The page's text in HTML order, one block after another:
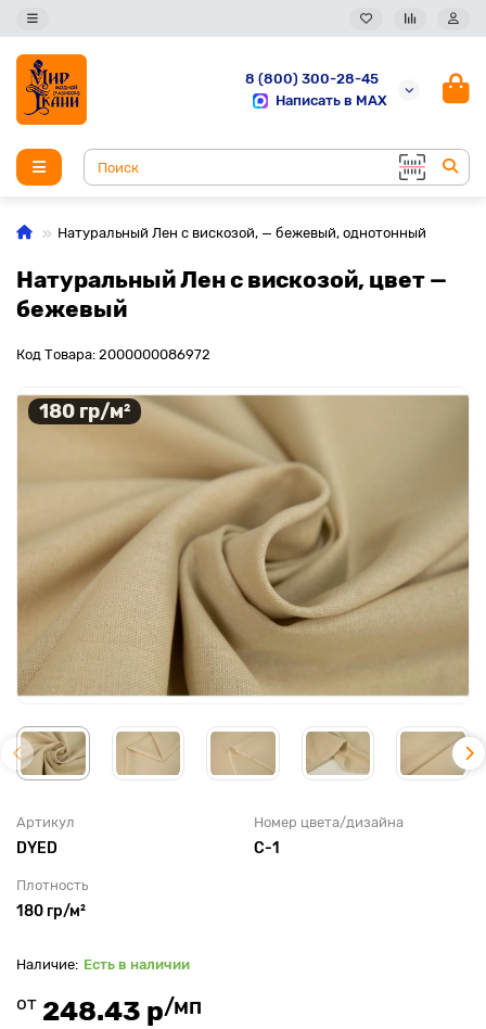
8 (800) 300-28-45
Написать в MAX
Натуральный Лен с вискозой, — бежевый, однотонный
Натуральный Лен с вискозой, цвет —
бежевый
Код Товара: 2000000086972
180 гр/м²
Артикул
DYED
Номер цвета/дизайна
С-1
Плотность
180 гр/м²
Есть в наличии
от 248.43 р/мп